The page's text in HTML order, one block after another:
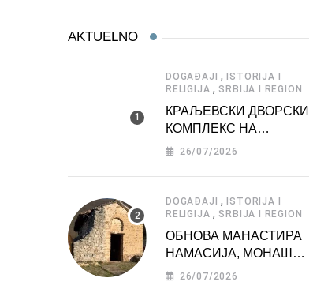
AKTUELNO
DOGAĐAJI , ISTORIJA I
RELIGIJA , SRBIJA I REGION
КРАЉЕВСКИ ДВОРСКИ
КОМПЛЕКС НА
ДЕДИЊУ –
АТРАКЦИЈА
26/07/2026
DOGAĐAJI , ISTORIJA I
RELIGIJA , SRBIJA I REGION
ОБНОВА МАНАСТИРА
НАМАСИЈА, МОНАШКЕ
ЗАДУЖБИНЕ
26/07/2026